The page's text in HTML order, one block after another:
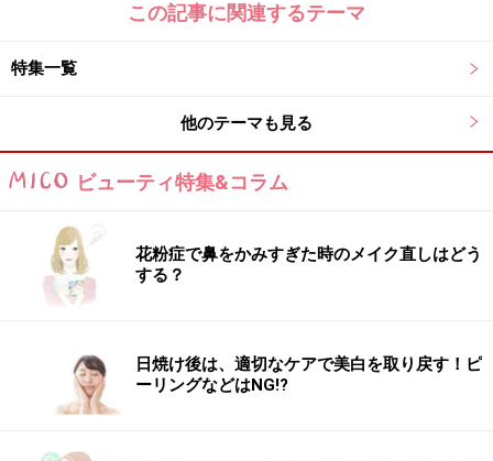
この記事に関連するテーマ
特集一覧
他のテーマも見る
ビューティ特集&コラム
花粉症で鼻をかみすぎた時のメイク直しはどう
する？
日焼け後は、適切なケアで美白を取り戻す！ピ
ーリングなどはNG!?